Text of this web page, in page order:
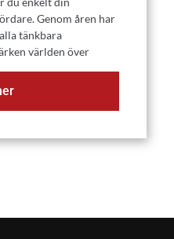
Genom åren har
tänkbara
världen över